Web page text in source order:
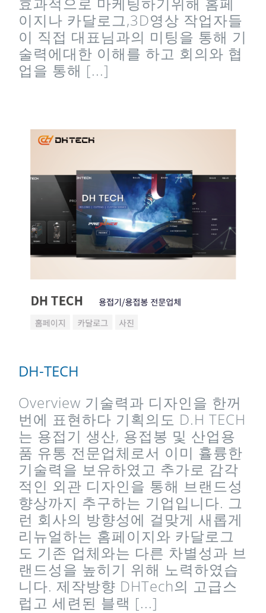
이지나 카달로그,3D영상 작업자들
이 직접 대표님과의 미팅을 통해 기
술력에대한 이해를 하고 회의와 협
업을 통해 [...]
DH-TECH
Overview 기술력과 디자인을 한꺼
번에 표현하다 기획의도 D.H TECH
는 용접기 생산, 용접봉 및 산업용
품 유통 전문업체로서 이미 휼륭한
기술력을 보유하였고 추가로 감각
적인 외관 디자인을 통해 브랜드성
향상까지 추구하는 기업입니다. 그
런 회사의 방향성에 걸맞게 새롭게
리뉴얼하는 홈페이지와 카달로그
도 기존 업체와는 다른 차별성과 브
랜드성을 높히기 위해 노력하였습
니다. 제작방향 DHTech의 고급스
럽고 세련된 블랙 [...]